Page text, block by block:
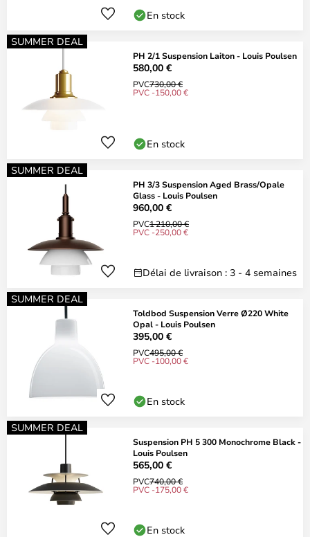
En stock
SUMMER DEAL
PH 2/1 Suspension Laiton - Louis Poulsen
580,00 €
PVC730,00 €
PVC -150,00 €
En stock
SUMMER DEAL
PH 3/3 Suspension Aged Brass/Opale
Glass - Louis Poulsen
960,00 €
PVC1 210,00 €
PVC -250,00 €
Délai de livraison : 3 - 4 semaines
SUMMER DEAL
Toldbod Suspension Verre Ø220 White
Opal - Louis Poulsen
395,00 €
PVC495,00 €
PVC -100,00 €
En stock
SUMMER DEAL
Suspension PH 5 300 Monochrome Black -
Louis Poulsen
565,00 €
PVC740,00 €
PVC -175,00 €
En stock